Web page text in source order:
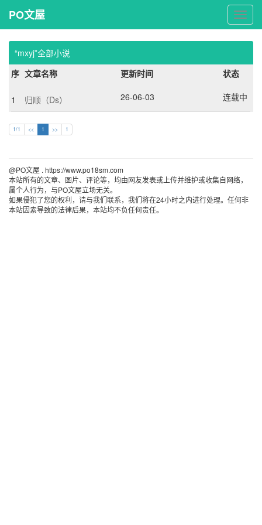
PO
文
屋
PO文屋
“mxyj”全部小说
序 文章名称 更新时间 状态
1 归顺（Ds） 26-06-03 连载中
1/1 << 1 >> 1
@PO文屋 . https://www.po18sm.com
本站所有的文章、图片、评论等，均由网友发表或上传并维护或收集自网络，
属个人行为，与PO文屋立场无关。
如果侵犯了您的权利，请与我们联系，我们将在24小时之内进行处理。任何非
本站因素导致的法律后果，本站均不负任何责任。